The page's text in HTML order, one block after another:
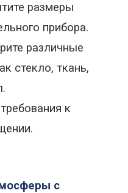
размеры
прибора.
различные
стекло, ткань,
.
к
с